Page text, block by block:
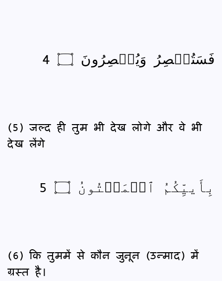
فَسَتُبۡصِرُ وَيُبۡصِرُونَ ۝ 4
(5) जल्द ही तुम भी देख लोगे और वे भी
देख लेंगे
بِأَييِّكُمُ ٱلۡمَفۡتُونُ ۝ 5
(6) कि तुममें से कौन जुनून (उन्माद) में
ग्रस्त है।